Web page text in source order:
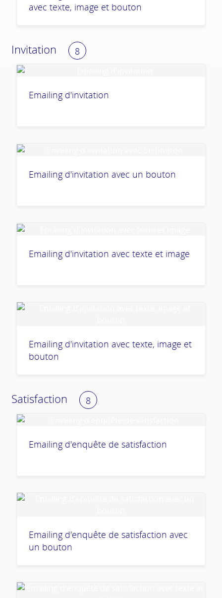
avec texte, image et bouton
Invitation 8
Emailing d'invitation
Emailing d'invitation avec un bouton
Emailing d'invitation avec texte et image
Emailing d'invitation avec texte, image et
bouton
Satisfaction 8
Emailing d'enquête de satisfaction
Emailing d'enquête de satisfaction avec
un bouton